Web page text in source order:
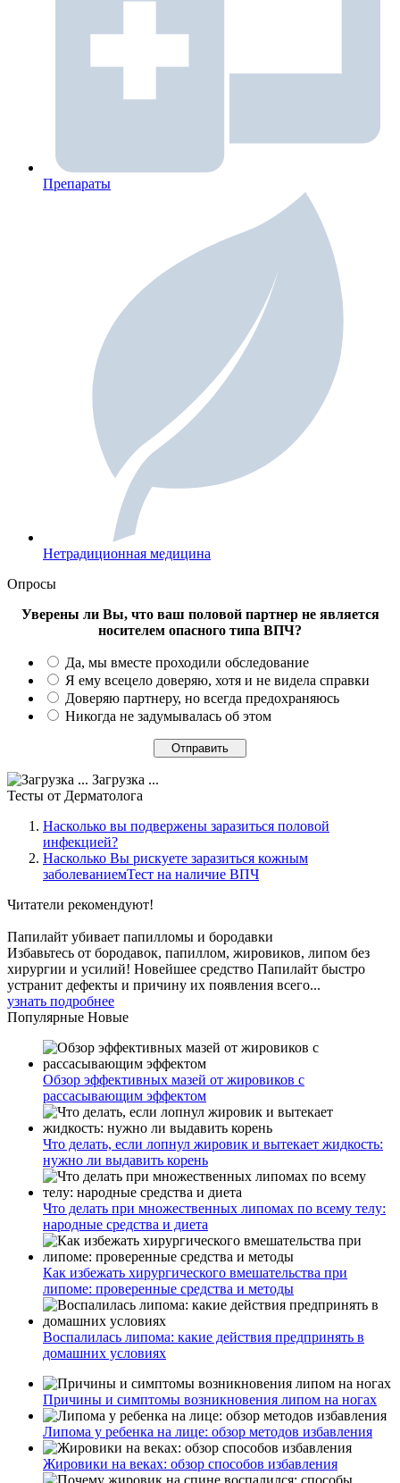
Препараты
Нетрадиционная медицина
Опросы
Уверены ли Вы, что ваш половой партнер не является
носителем опасного типа ВПЧ?
Да, мы вместе проходили обследование
Я ему всецело доверяю, хотя и не видела справки
Доверяю партнеру, но всегда предохраняюсь
Никогда не задумывалась об этом
Загрузка ...
Тесты от Дерматолога
Насколько вы подвержены заразиться половой
инфекцией?
Насколько Вы рискуете заразиться кожным
заболеваниемТест на наличие ВПЧ
Читатели рекомендуют!
Папилайт убивает папилломы и бородавки
Избавьтесь от бородавок, папиллом, жировиков, липом без
хирургии и усилий! Новейшее средство Папилайт быстро
устранит дефекты и причину их появления всего...
узнать подробнее
Популярные Новые
Обзор эффективных мазей от жировиков с
рассасывающим эффектом
Что делать, если лопнул жировик и вытекает жидкость:
нужно ли выдавить корень
Что делать при множественных липомах по всему телу:
народные средства и диета
Как избежать хирургического вмешательства при
липоме: проверенные средства и методы
Воспалилась липома: какие действия предпринять в
домашних условиях
Причины и симптомы возникновения липом на ногах
Липома у ребенка на лице: обзор методов избавления
Жировики на веках: обзор способов избавления